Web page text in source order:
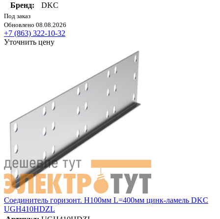
Бренд:
DKC
Под заказ
Обновлено 08.08.2026
+7 (863) 322-10-32
Уточнить цену
Соединитель горизонт. H100мм L=400мм цинк-ламель DKC
UGH410HDZL